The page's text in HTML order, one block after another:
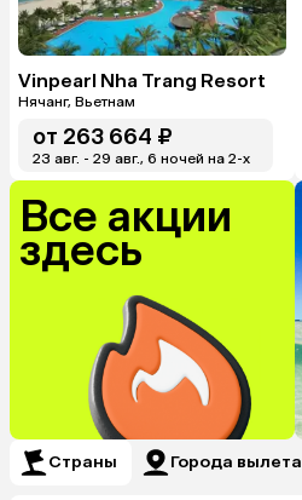
Vinpearl Nha Trang Resort
Нячанг, Вьетнам
от 263 664 ₽
23 авг. - 29 авг., 6 ночей на 2-x
Все акции
здесь
Страны Города вылета